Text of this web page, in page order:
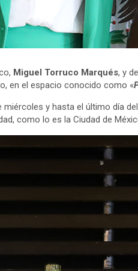
Miguel Torruco Marqués, y
en el espacio conocido como «
y hasta el último día
como lo es la Ciudad de